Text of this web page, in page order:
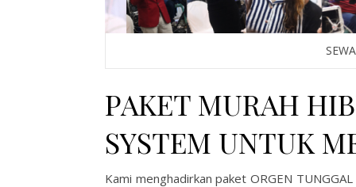
PAKET MURAH
SYSTEM UNTUK
Kami menghadirkan paket ORGEN